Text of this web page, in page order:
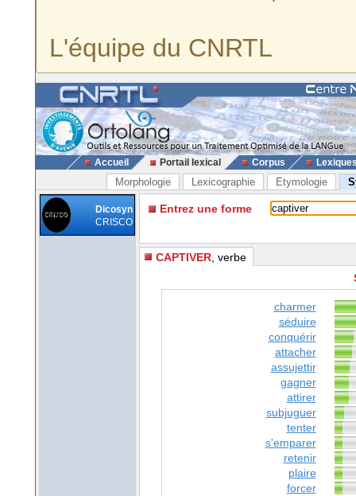
L'équipe du CNRTL
Accueil Portail lexical Corpus
Morphologie Lexicographie Etymologie
Dicosyn
CRISCO
Entrez une forme
CAPTIVER , verbe
charmer
séduire
conquérir
attacher
assujettir
gagner
attirer
subjuguer
tenter
s'emparer
retenir
plaire
forcer